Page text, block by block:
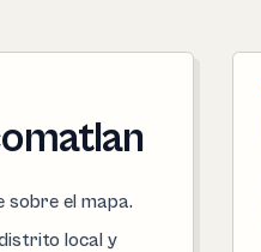
sobre el mapa.
local y